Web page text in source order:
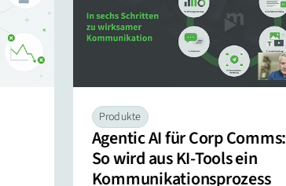
Produkte
Agentic AI für Corp Comms:
So wird aus KI-Tools ein
Kommunikationsprozess